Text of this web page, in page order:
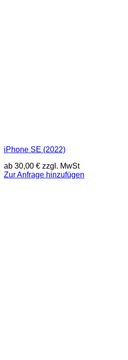
iPhone SE (2022)
ab 30,00 € zzgl. MwSt
Zur Anfrage hinzufügen